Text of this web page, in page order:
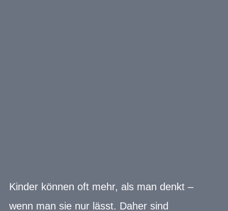
Kinder können oft mehr, als man denkt –
wenn man sie nur lässt. Daher sind